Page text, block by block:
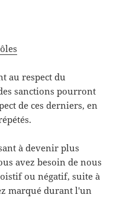
au respect du
sanctions pourront
de ces derniers, en
à devenir plus
avez besoin de nous
ou négatif, suite à
marqué durant l'un